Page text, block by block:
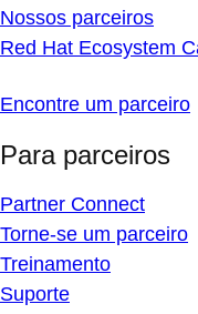
Nossos parceiros
Red Hat Ecosystem
Encontre um parceiro
Para parceiros
Partner Connect
Torne-se um parceiro
Treinamento
Suporte